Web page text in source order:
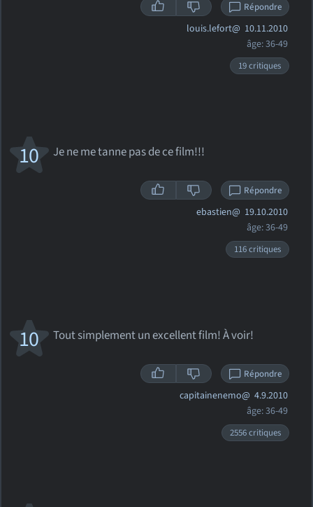
Répondre
louis.lefort@ 10.11.2010
âge: 36-49
19 critiques
Je ne me tanne pas de ce film!!!
10
Répondre
ebastien@ 19.10.2010
âge: 36-49
116 critiques
Tout simplement un excellent film! À voir!
10
Répondre
capitainenemo@ 4.9.2010
âge: 36-49
2556 critiques